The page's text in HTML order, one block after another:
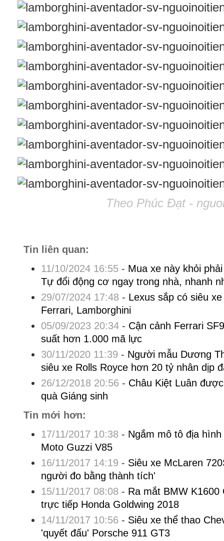
Theo Phúc Đạt -
Tin liên quan:
11/10/2024 16:55- Mua xe này khỏi
Tự đổi động cơ ngay trong nhà, nhanh
29/07/2024 17:48 - Lexus sắp có siêu
Ferrari, Lamborghini
05/09/2023 20:34- Cận cảnh Ferrari
suất hơn 1.000 mã lực
30/11/2020 11:39 - Người mẫu Dương
siêu xe Rolls Royce hơn 20 tỷ nhân dịp
26/12/2018 20:56 - Châu Kiệt Luân
quà Giáng sinh
Tin mới hơn:
17/11/2017 10:38 - Ngắm mô tô địa
Moto Guzzi V85
16/11/2017 14:19 - Siêu xe McLaren
người đo bằng thành tích'
15/11/2017 08:08 - Ra mắt BMW K1600
trực tiếp Honda Goldwing 2018
14/11/2017 10:56 - Siêu xe thể thao
'quyết đấu' Porsche 911 GT3